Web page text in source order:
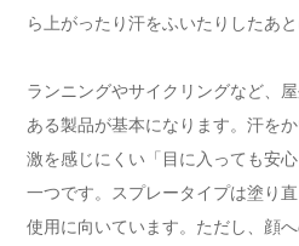
ら上がったり汗をふいたりしたあ
ランニングやサイクリングなど、
ある製品が基本になります。汗を
激を感じにくい「目に入っても安
一つです。スプレータイプは塗り
使用に向いています。ただし、顔